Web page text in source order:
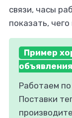
связи, часы
показать,
Пример
Работаем
Поставки